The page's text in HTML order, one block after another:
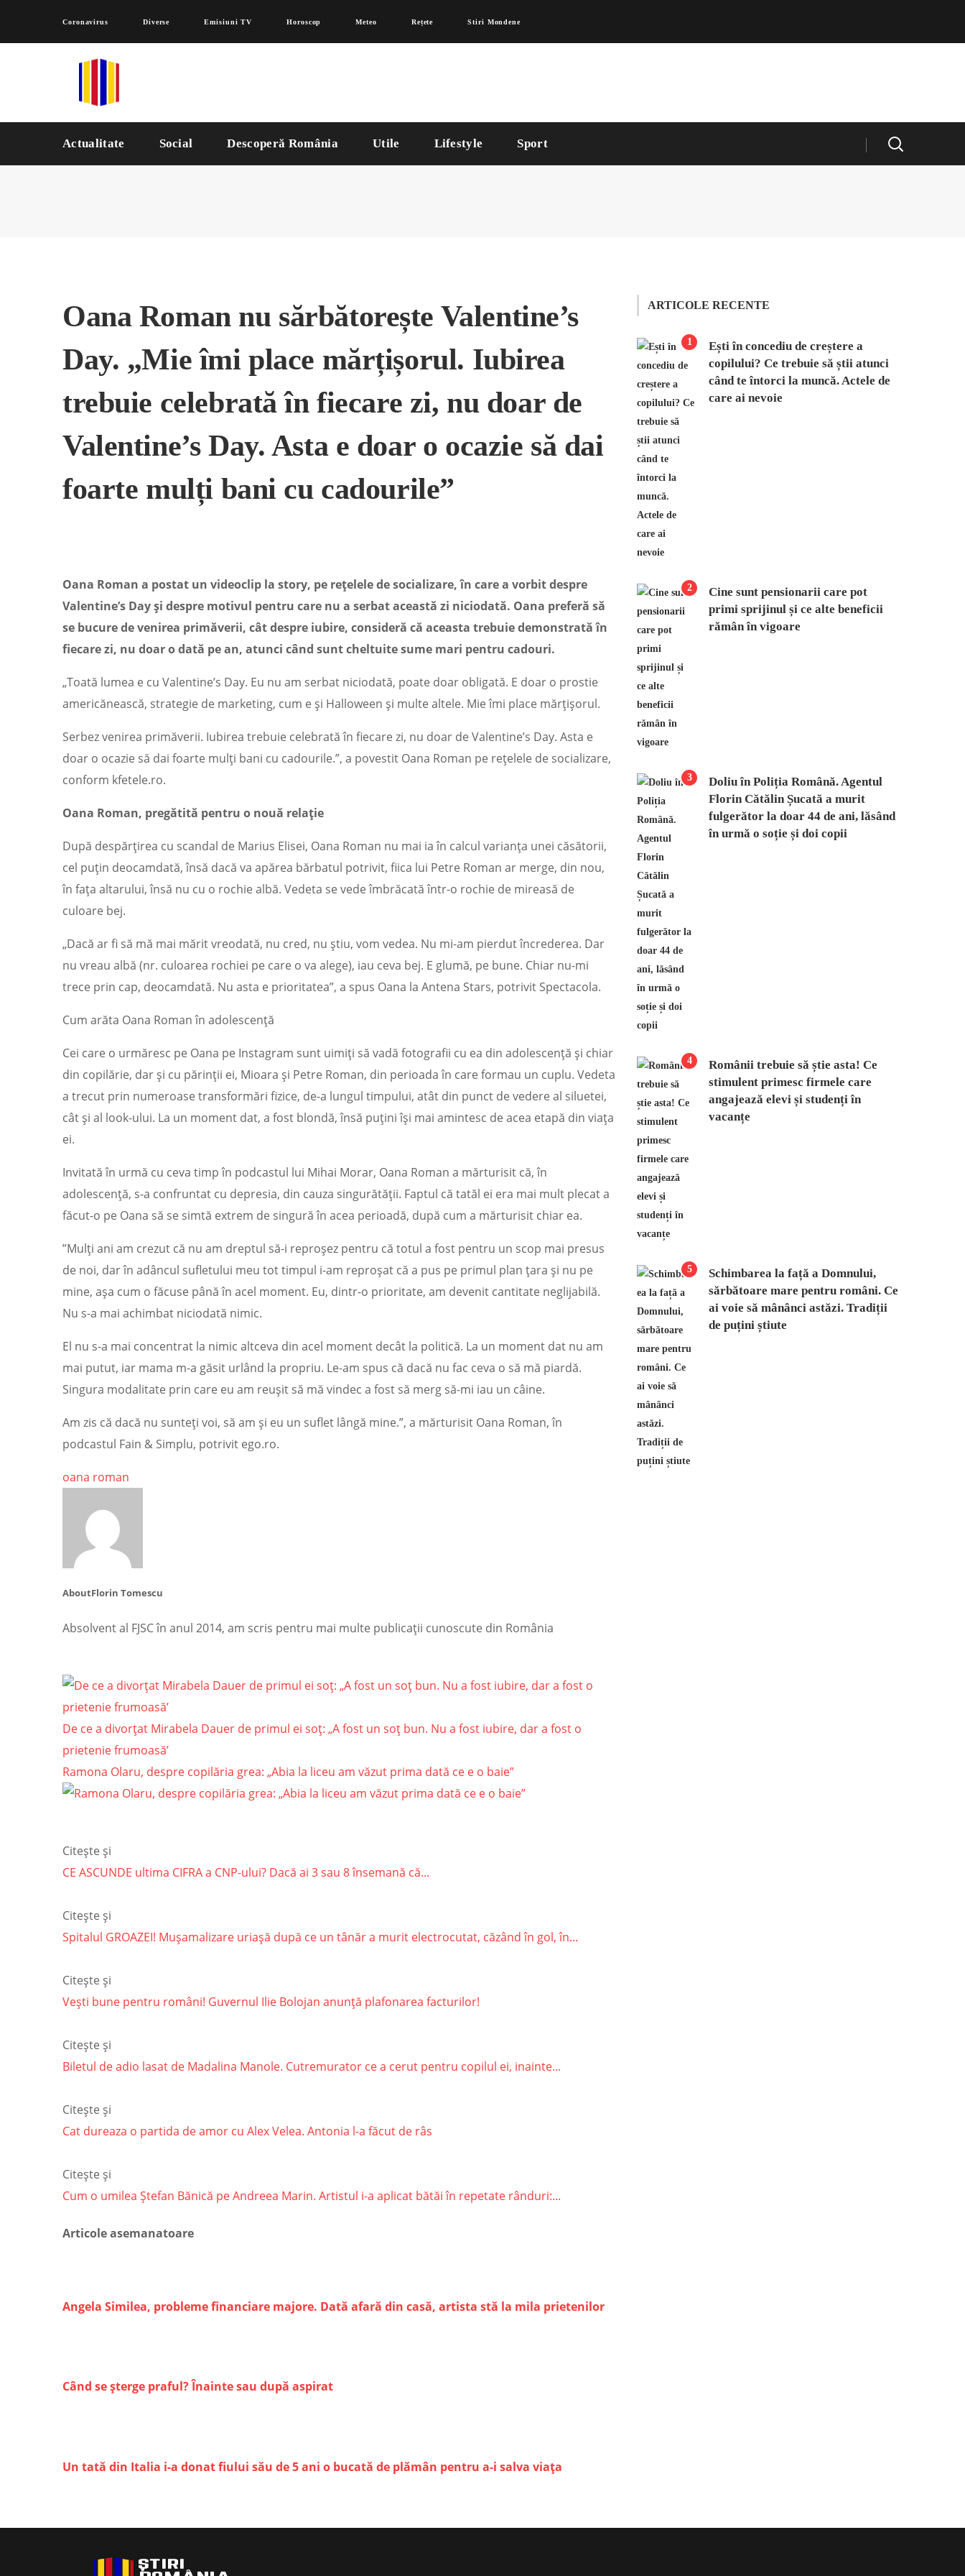
Coronavirus Diverse Emisiuni TV Horoscop Meteo Rețete Stiri Mondene
Actualitate Social Descoperă România Utile Lifestyle Sport
Oana Roman nu sărbătorește Valentine’s
Day. „Mie îmi place mărțișorul. Iubirea
trebuie celebrată în fiecare zi, nu doar de
Valentine’s Day. Asta e doar o ocazie să dai
foarte mulți bani cu cadourile”
Oana Roman a postat un videoclip la story, pe rețelele de socializare, în care a vorbit despre
Valentine’s Day și despre motivul pentru care nu a serbat această zi niciodată. Oana preferă să
se bucure de venirea primăverii, cât despre iubire, consideră că aceasta trebuie demonstrată în
fiecare zi, nu doar o dată pe an, atunci când sunt cheltuite sume mari pentru cadouri.
„Toată lumea e cu Valentine’s Day. Eu nu am serbat niciodată, poate doar obligată. E doar o prostie
americănească, strategie de marketing, cum e și Halloween și multe altele. Mie îmi place mărțișorul.
Serbez venirea primăverii. Iubirea trebuie celebrată în fiecare zi, nu doar de Valentine’s Day. Asta e
doar o ocazie să dai foarte mulți bani cu cadourile.”, a povestit Oana Roman pe rețelele de socializare,
conform kfetele.ro.
Oana Roman, pregătită pentru o nouă relație
După despărțirea cu scandal de Marius Elisei, Oana Roman nu mai ia în calcul varianța unei căsătorii,
cel puțin deocamdată, însă dacă va apărea bărbatul potrivit, fiica lui Petre Roman ar merge, din nou,
în fața altarului, însă nu cu o rochie albă. Vedeta se vede îmbrăcată într-o rochie de mireasă de
culoare bej.
„Dacă ar fi să mă mai mărit vreodată, nu cred, nu știu, vom vedea. Nu mi-am pierdut încrederea. Dar
nu vreau albă (nr. culoarea rochiei pe care o va alege), iau ceva bej. E glumă, pe bune. Chiar nu-mi
trece prin cap, deocamdată. Nu asta e prioritatea”, a spus Oana la Antena Stars, potrivit Spectacola.
Cum arăta Oana Roman în adolescență
Cei care o urmăresc pe Oana pe Instagram sunt uimiți să vadă fotografii cu ea din adolescență și chiar
din copilărie, dar și cu părinții ei, Mioara și Petre Roman, din perioada în care formau un cuplu. Vedeta
a trecut prin numeroase transformări fizice, de-a lungul timpului, atât din punct de vedere al siluetei,
cât și al look-ului. La un moment dat, a fost blondă, însă puțini își mai amintesc de acea etapă din viața
ei.
Invitată în urmă cu ceva timp în podcastul lui Mihai Morar, Oana Roman a mărturisit că, în
adolescență, s-a confruntat cu depresia, din cauza singurătății. Faptul că tatăl ei era mai mult plecat a
făcut-o pe Oana să se simtă extrem de singură în acea perioadă, după cum a mărturisit chiar ea.
”Mulți ani am crezut că nu am dreptul să-i reproșez pentru că totul a fost pentru un scop mai presus
de noi, dar în adâncul sufletului meu tot timpul i-am reproșat că a pus pe primul plan țara și nu pe
mine, așa cum o făcuse până în acel moment. Eu, dintr-o prioritate, am devenit cantitate neglijabilă.
Nu s-a mai achimbat niciodată nimic.
El nu s-a mai concentrat la nimic altceva din acel moment decât la politică. La un moment dat nu am
mai putut, iar mama m-a găsit urlând la propriu. Le-am spus că dacă nu fac ceva o să mă piardă.
Singura modalitate prin care eu am reușit să mă vindec a fost să merg să-mi iau un câine.
Am zis că dacă nu sunteți voi, să am și eu un suflet lângă mine.”, a mărturisit Oana Roman, în
podcastul Fain & Simplu, potrivit ego.ro.
oana roman
AboutFlorin Tomescu
Absolvent al FJSC în anul 2014, am scris pentru mai multe publicații cunoscute din România
De ce a divorțat Mirabela Dauer de primul ei soț: „A fost un soț bun. Nu a fost iubire, dar a fost o
prietenie frumoasă’
Ramona Olaru, despre copilăria grea: „Abia la liceu am văzut prima dată ce e o baie”
Citește și
CE ASCUNDE ultima CIFRA a CNP-ului? Dacă ai 3 sau 8 însemană că...
Citește și
Spitalul GROAZEI! Mușamalizare uriașă după ce un tânăr a murit electrocutat, căzând în gol, în...
Citește și
Vești bune pentru români! Guvernul Ilie Bolojan anunță plafonarea facturilor!
Citește și
Biletul de adio lasat de Madalina Manole. Cutremurator ce a cerut pentru copilul ei, inainte...
Citește și
Cat dureaza o partida de amor cu Alex Velea. Antonia l-a făcut de râs
Citește și
Cum o umilea Ștefan Bănică pe Andreea Marin. Artistul i-a aplicat bătăi în repetate rânduri:...
Articole asemanatoare
Angela Similea, probleme financiare majore. Dată afară din casă, artista stă la mila prietenilor
Când se șterge praful? Înainte sau după aspirat
Un tată din Italia i-a donat fiului său de 5 ani o bucată de plămân pentru a-i salva viața
ARTICOLE RECENTE
1
Ești în concediu de creștere a
copilului? Ce trebuie să știi atunci
când te întorci la muncă. Actele de
care ai nevoie
2
Cine sunt pensionarii care pot
primi sprijinul și ce alte beneficii
rămân în vigoare
3
Doliu în Poliția Română. Agentul
Florin Cătălin Șucată a murit
fulgerător la doar 44 de ani, lăsând
în urmă o soție și doi copii
4
Românii trebuie să știe asta! Ce
stimulent primesc firmele care
angajează elevi și studenți în
vacanțe
5
Schimbarea la față a Domnului,
sărbătoare mare pentru români. Ce
ai voie să mânânci astăzi. Tradiții
de puțini știute